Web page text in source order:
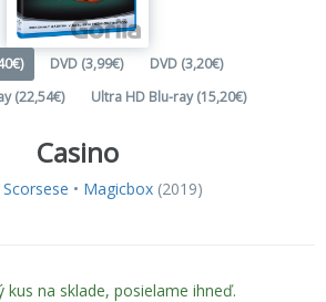
DVD (3,99€)
DVD (3,20€)
(22,54€)
Ultra HD Blu-ray (15,20€)
Casino
• Magicbox (2019)
kus na sklade, posielame ihneď.